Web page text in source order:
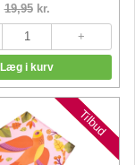
19,95kr.
Nyheder
Tilbud